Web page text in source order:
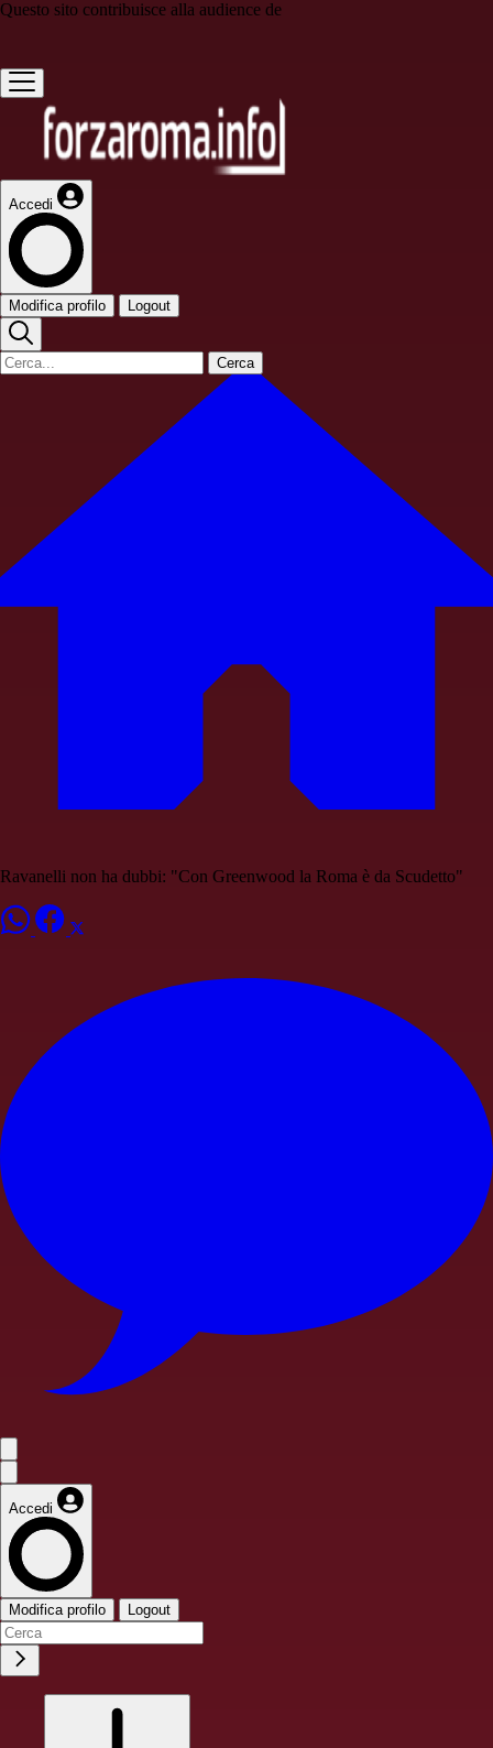
Questo sito contribuisce alla audience de
Accedi
Modifica profilo Logout
Cerca
Ravanelli non ha dubbi: "Con Greenwood la Roma è da Scudetto"
Accedi
Modifica profilo Logout